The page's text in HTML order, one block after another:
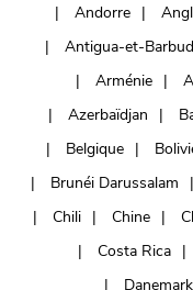
Andorre
Antigua-et-
Arménie
Azerbaïdjan
Belgique
Brunéi Darussalam
Chili
Chine
Costa Rica
Danemark